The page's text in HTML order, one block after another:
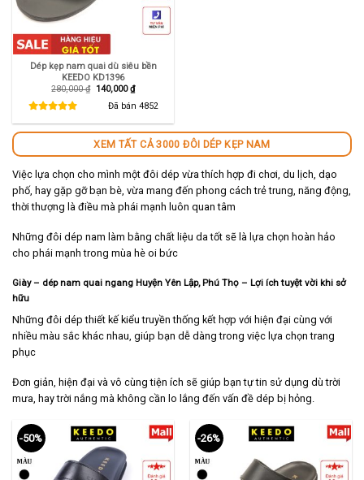
Dép kẹp nam quai dù siêu bền
KEEDO KD1396
280,000₫ Giá
140,000₫Giá
hiện
tại
Đã bán 4852
XEM TẤT CẢ 3000 ĐÔI DÉP KẸP NAM
Việc lựa chọn cho mình một đôi dép vừa thích hợp đi chơi, du lịch, dạo
phố, hay gặp gỡ bạn bè, vừa mang đến phong cách trẻ trung, năng động,
thời thượng là điều mà phái mạnh luôn quan tâm
Những đôi dép nam làm bằng chất liệu da tốt sẽ là lựa chọn hoàn hảo
cho phái mạnh trong mùa hè oi bức
Giày – dép nam quai ngang Huyện Yên Lập, Phú Thọ – Lợi ích tuyệt vời khi sở
hữu
Những đôi dép thiết kế kiểu truyền thống kết hợp với hiện đại cùng với
nhiều màu sắc khác nhau, giúp bạn dễ dàng trong việc lựa chọn trang
phục
Đơn giản, hiện đại và vô cùng tiện ích sẽ giúp bạn tự tin sử dụng dù trời
mưa, hay trời nắng mà không cần lo lắng đến vấn đề dép bị hỏng.
-50% -26%